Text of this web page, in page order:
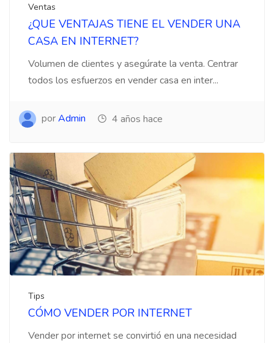
Ventas
¿QUE VENTAJAS TIENE EL VENDER UNA
CASA EN INTERNET?
Volumen de clientes y asegúrate la venta. Centrar
todos los esfuerzos en vender casa en inter...
porAdmin 4 años hace
Tips
CÓMO VENDER POR INTERNET
Vender por internet se convirtió en una necesidad